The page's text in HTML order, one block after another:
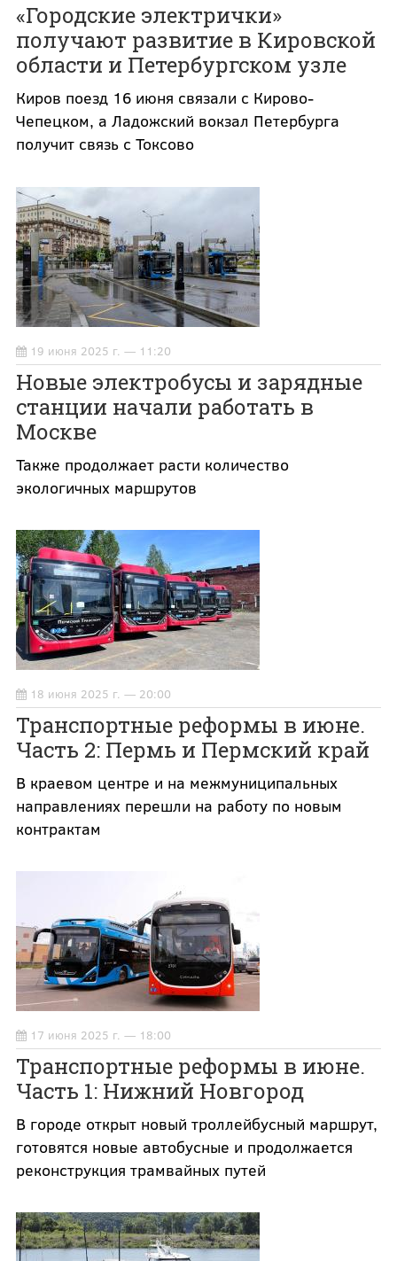
«Городские электрички»
получают развитие в Кировской
области и Петербургском узле
Киров поезд 16 июня связали с Кирово-
Чепецком, а Ладожский вокзал Петербурга
получит связь с Токсово
19 июня 2025 г. — 11:20
Новые электробусы и зарядные
станции начали работать в
Москве
Также продолжает расти количество
экологичных маршрутов
18 июня 2025 г. — 20:00
Транспортные реформы в июне.
Часть 2: Пермь и Пермский край
В краевом центре и на межмуниципальных
направлениях перешли на работу по новым
контрактам
17 июня 2025 г. — 18:00
Транспортные реформы в июне.
Часть 1: Нижний Новгород
В городе открыт новый троллейбусный маршрут,
готовятся новые автобусные и продолжается
реконструкция трамвайных путей